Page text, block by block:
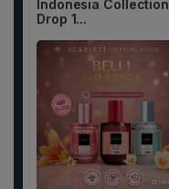
Indonesia Collection
Drop 1...